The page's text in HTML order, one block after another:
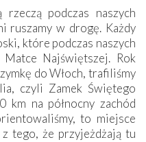
podczas naszych
ruszamy w drogę. Każdy
które podczas naszych
Najświętszej. Rok
do Włoch, trafiliśmy
czyli Zamek Świętego
km na północny zachód
to miejsce
tego, że przyjeżdżają tu